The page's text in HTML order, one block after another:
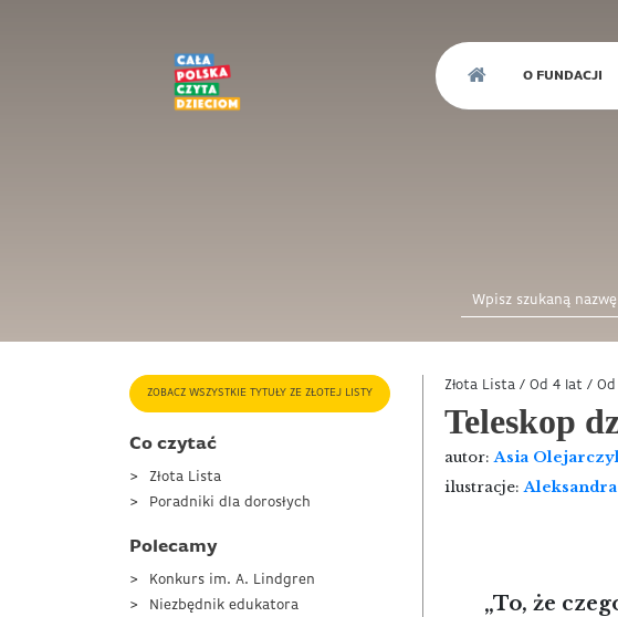
O FUNDACJI
ZOBACZ WSZYSTKIE TYTUŁY ZE ZŁOTEJ LISTY
Co czytać
Złota Lista
Poradniki dla dorosłych
Polecamy
Konkurs im. A. Lindgren
Niezbędnik edukatora
Złota Lista / Od 4 lat /
Teleskop
autor:Asia
ilustracje:Aleksandra
„To, że